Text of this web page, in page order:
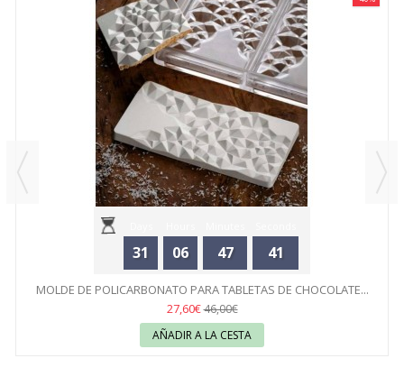
31 06 47 41
MOLDE DE POLICARBONATO PARA TABLETAS DE CHOCOLATE...
27,60€46,00€
AÑADIR A LA CESTA